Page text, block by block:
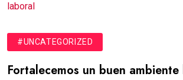
laboral
#UNCATEGORIZED
Fortalecemos un buen